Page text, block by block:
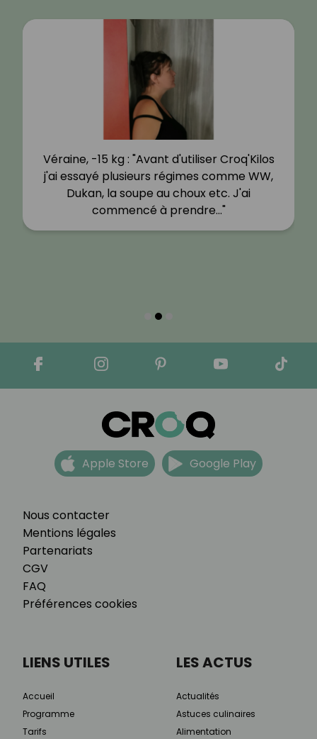
Véraine, -15 kg : "Avant d'utiliser Croq'Kilos
j'ai essayé plusieurs régimes comme WW,
Dukan, la soupe au choux etc. J'ai
commencé à prendre…"
Nous contacter
Mentions légales
Partenariats
CGV
FAQ
Préférences cookies
Apple Store Google Play
LIENS UTILES
Accueil
Programme
Tarifs
LES ACTUS
Actualités
Astuces culinaires
Alimentation